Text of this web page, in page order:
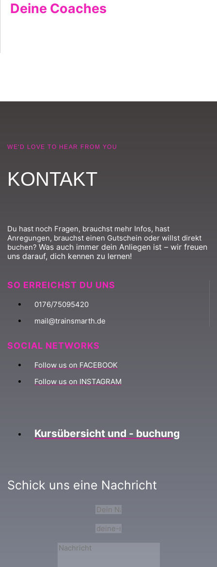
Deine Coaches
WE'D LOVE TO HEAR FROM YOU
KONTAKT
Du hast noch Fragen, brauchst mehr Infos, hast
Anregungen, brauchst einen Gutschein oder willst direkt
buchen? Was auch immer dein Anliegen ist – wir freuen
uns darauf, dich kennen zu lernen!
SO ERREICHST DU UNS
0176/75095420
mail@trainsmarth.de
SOCIAL NETWORKS
Follow us on FACEBOOK
Follow us on INSTAGRAM
Kursübersicht und - buchung
Schick uns eine Nachricht